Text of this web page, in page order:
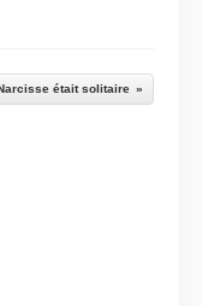
était solitaire